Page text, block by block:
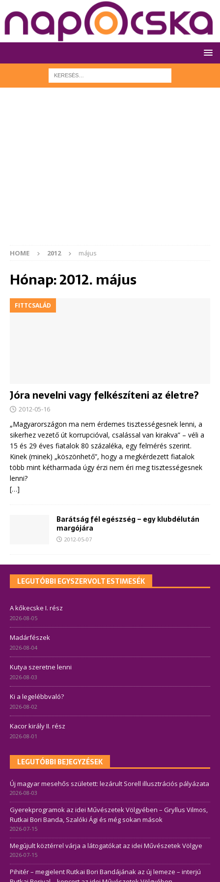
HOME 2012 május
Hónap:2012. május
FITTCSALÁD
Jóra nevelni vagy felkészíteni az életre?
2012-05-16
„Magyarországon ma nem érdemes tisztességesnek lenni, a
sikerhez vezető út korrupcióval, csalással van kirakva” – véli a
15 és 29 éves fiatalok 80 százaléka, egy felmérés szerint.
Kinek (minek) „köszönhető”, hogy a megkérdezett fiatalok
több mint kétharmada úgy érzi nem éri meg tisztességesnek
lenni?
[…]
Barátság fél egészség – egy klubdélután
margójára
2012-05-07
LEGUTÓBBI EGYSZERVOLT ESTIMESÉK
A kőkecske I. rész
2026-08-05
Madárfészek
2026-08-04
Kutya szeretne lenni
2026-08-03
Ki a legelébbvaló?
2026-08-02
Kacor király II. rész
2026-08-01
LEGUTÓBBI BEJEGYZÉSEK
Új magyar mesehős született: lezárult Sorell illusztrációs pályázata
2026-08-03
Gyerekprogramok az idei Művészetek Völgyében – Gryllus Vilmos,
Rutkai Bori Banda, Szalóki Ági és még sokan mások
2026-07-15
Megújult köztérrel várja a látogatókat az idei Művészetek Völgye
2026-07-15
Pihitér – megjelent Rutkai Bori Bandájának az új lemeze – interjú